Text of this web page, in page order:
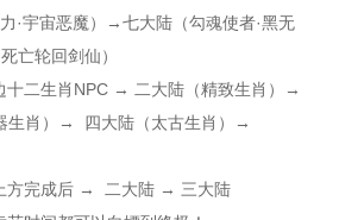
·宇宙恶魔）→七大陆（勾魂使者·黑无
亡轮回剑仙）
十二生肖NPC → 二大陆（精致生肖）→
生肖）→ 四大陆（太古生肖）→
方完成后 → 二大陆 → 三大陆